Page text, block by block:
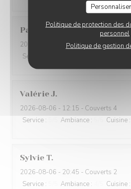
Personnaliser
Politique de protection des
personnel
Politique de gestion
Patricia F
2026-08-06
- 19:00 - Couverts 2
Service
Valérie J
2026-08-06 - 12:15 - Couverts 4
Service : Ambiance : Cuisine :
Sylvie T
2026-08-06 - 20:45 - Couverts 2
Service : Ambiance : Cuisine :